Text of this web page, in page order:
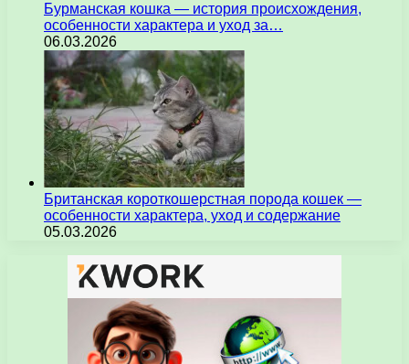
Бурманская кошка — история происхождения,
особенности характера и уход за…
06.03.2026
Британская короткошерстная порода кошек —
особенности характера, уход и содержание
05.03.2026